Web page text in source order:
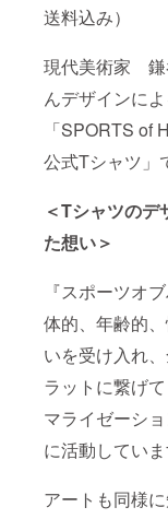
送料込み）
現代美術家 鎌
んデザインに
「SPORTS of
公式Tシャツ」
＜Tシャツのデ
た想い＞
『スポーツオ
体的、年齢的
いを受け入れ
ラットに繋げ
マライゼーシ
に活動していま
アートも同様